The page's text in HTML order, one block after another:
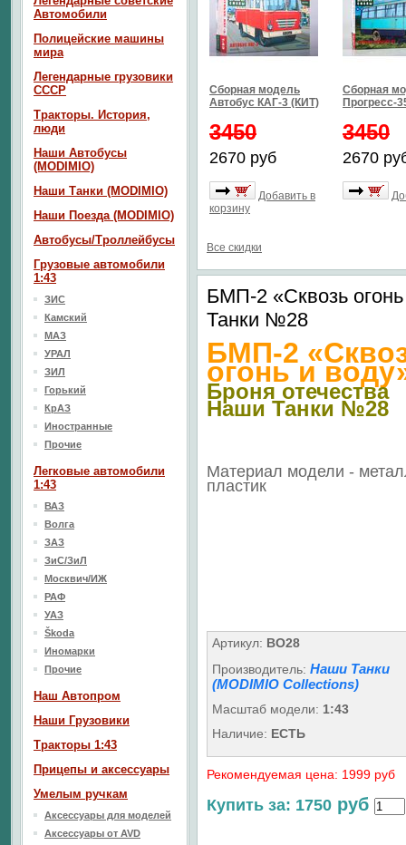
Сборная модель
Автобус КАГ-3 (КИТ)
3450
2670 руб
Добавить в
корзину
Сборная
Прогресс-
3450
2670
Все скидки
БМП-2 «Сквозь
Танки №28
БМП-2
огонь и
Броня отечества
Наши Танки №28
Материал модели -
пластик
Артикул: BO28
Производитель: Наши Танки
(MODIMIO Collections)
Масштаб модели: 1:43
Наличие: ЕСТЬ
Рекомендуемая цена: 1999 руб
Купить за: 1750 руб
Автомобили
Полицейские машины
мира
Легендарные грузовики
СССР
Тракторы. История,
люди
Наши Автобусы
(MODIMIO)
Наши Танки (MODIMIO)
Наши Поезда (MODIMIO)
Автобусы/Троллейбусы
Грузовые автомобили
1:43
ЗИС
Камский
МАЗ
УРАЛ
ЗИЛ
Горький
КрАЗ
Иностранные
Прочие
Легковые автомобили
1:43
ВАЗ
Волга
ЗАЗ
ЗиС/ЗиЛ
Москвич/ИЖ
РАФ
УАЗ
Škoda
Иномарки
Прочие
Наш Aвтопром
Наши Грузовики
Тракторы 1:43
Прицепы и аксессуары
Умелым ручкам
Аксессуары для моделей
Аксессуары от AVD